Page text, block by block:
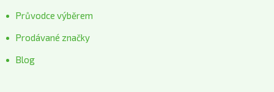
Průvodce výběrem
Prodávané značky
Blog